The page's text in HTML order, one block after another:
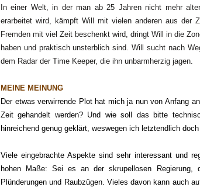
In einer Welt, in der man ab 25 Jahren nicht mehr
erarbeitet wird, kämpft Will mit vielen anderen aus der
Fremden mit viel Zeit beschenkt wird, dringt Will in die
haben und praktisch unsterblich sind. Will sucht nach
dem Radar der Time Keeper, die ihn unbarmherzig jagen.
MEINE MEINUNG
Der etwas verwirrende Plot hat mich ja nun von Anfang
Zeit gehandelt werden? Und wie soll das bitte
hinreichend genug geklärt, weswegen ich letztendlich
Viele eingebrachte Aspekte sind sehr interessant und
hohen Maße: Sei es an der skrupellosen Regierung,
Plünderungen und Raubzügen. Vieles davon kann auch